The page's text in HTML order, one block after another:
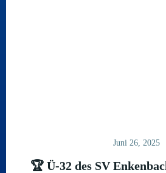
Juni 26, 2025
🏆 Ü-32 des SV